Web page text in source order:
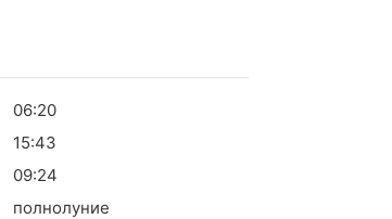
06:20
15:43
09:24
полнолуние